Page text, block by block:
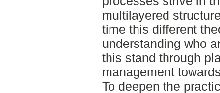
multilayered
time this different
understanding who
this stand through
management
To deepen the